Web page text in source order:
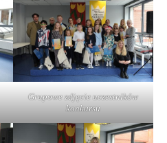
Grupowe zdjęcie uczestników
konkursu